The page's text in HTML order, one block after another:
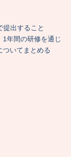
出すること
年間の研修を通じ
ついてまとめる